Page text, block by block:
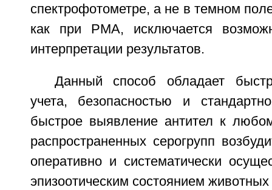
спектрофотометре, а не в темном
как при РМА, исключается
интерпретации результатов.
Данный способ обладает
учета, безопасностью и
быстрое выявление антител к
распространенных серогрупп
оперативно и систематически
эпизоотическим состоянием животных